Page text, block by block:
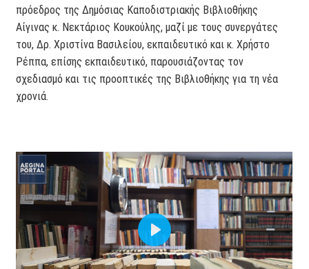
πρόεδρος της Δημόσιας Καποδιστριακής Βιβλιοθήκης
Αίγινας κ. Νεκτάριος Κουκούλης, μαζί με τους συνεργάτες
του, Δρ. Χριστίνα Βασιλείου, εκπαιδευτικό και κ. Χρήστο
Ρέππα, επίσης εκπαιδευτικό, παρουσιάζοντας τον
σχεδιασμό και τις προοπτικές της Βιβλιοθήκης για τη νέα
χρονιά.